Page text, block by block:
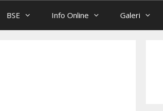
BSE Info Online Galeri